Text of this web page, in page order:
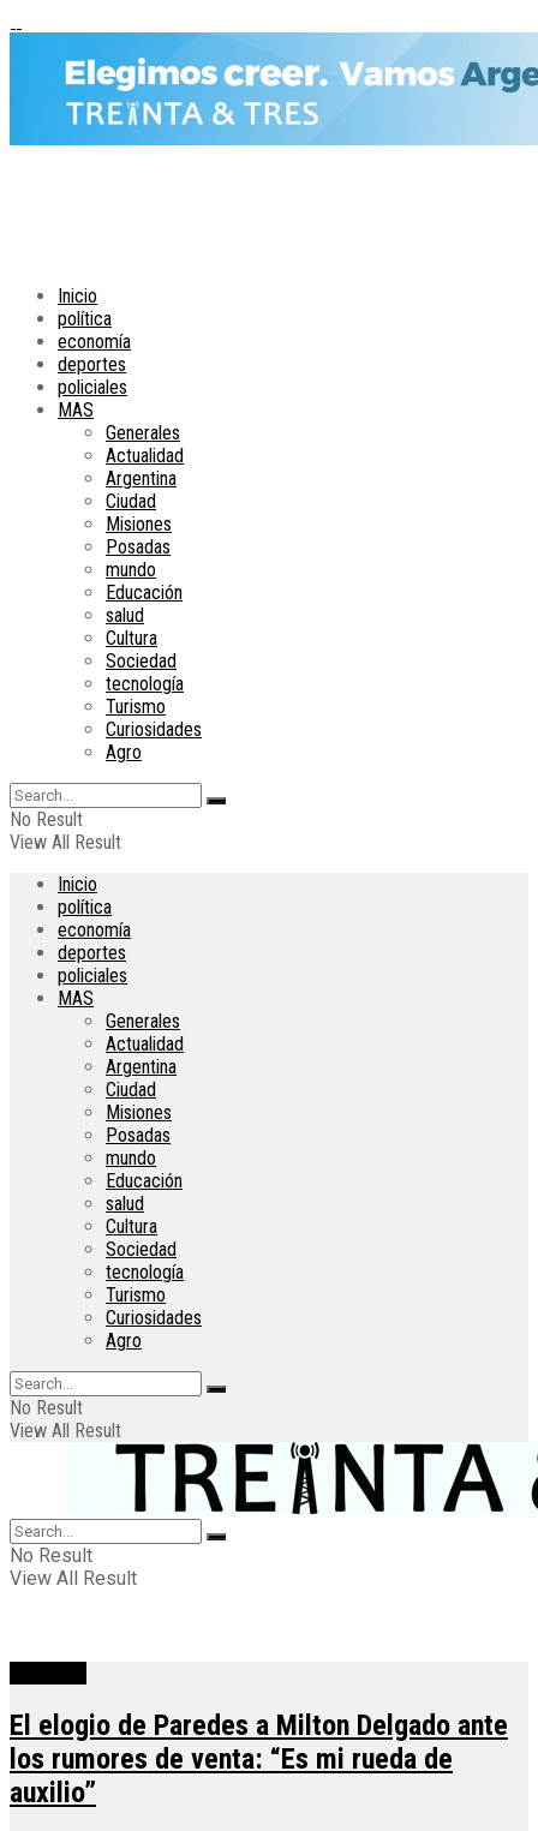
Inicio
política
economía
deportes
policiales
MAS
Generales
Actualidad
Argentina
Ciudad
Misiones
Posadas
mundo
Educación
salud
Cultura
Sociedad
tecnología
Turismo
Curiosidades
Agro
No Result
View All Result
Inicio
política
economía
deportes
policiales
MAS
Generales
Actualidad
Argentina
Ciudad
Misiones
Posadas
mundo
Educación
salud
Cultura
Sociedad
tecnología
Turismo
Curiosidades
Agro
No Result
View All Result
No Result
View All Result
El elogio de Paredes a Milton Delgado ante
los rumores de venta: “Es mi rueda de
auxilio”